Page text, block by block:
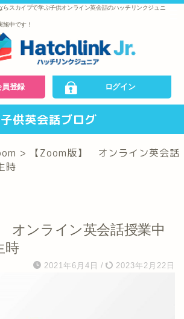
らスカイプで学ぶ子供オンライン英会話のハッチリンクジュニ
施中です！
員登録 ログイン
子供英会話ブログ
>
【Zoom版】 オンライン英会話
時
オンライン英会話授業中
時
2021年6月4日 / 2023年2月22日